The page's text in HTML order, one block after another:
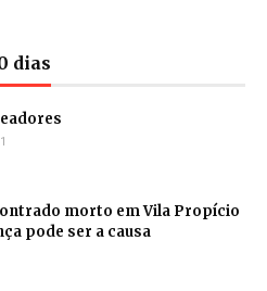
dias
morto em Vila Propício
pode ser a causa